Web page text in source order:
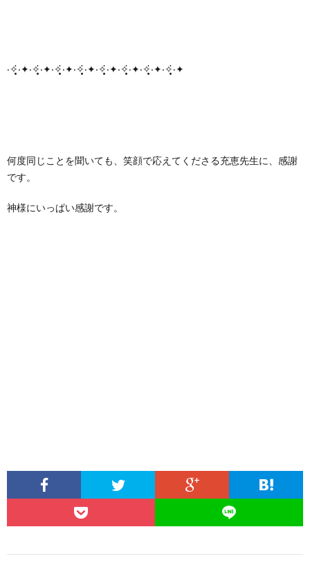
‧✧̣̥̇‧✦‧✧̣̥̇‧✦‧✧̣̥̇‧✦‧✧̣̥̇‧✦‧✧̣̥̇‧✦‧✧̣̥̇‧✦‧✧̣̥̇‧✦‧✧̣̥̇‧✦
何度同じことを聞いても、笑顔で応えてくださる充恵先生に、感謝
です。
神様にいっぱい感謝です。